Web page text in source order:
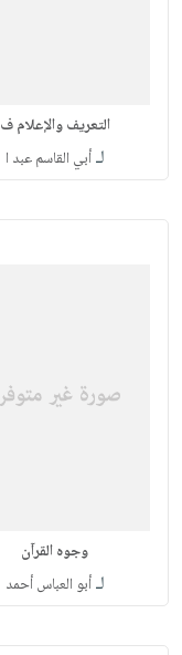
التعريف والإعلام ف
لـأبي القاسم عبد ا
وجوه القرآن
لـأبو العباس أحمد